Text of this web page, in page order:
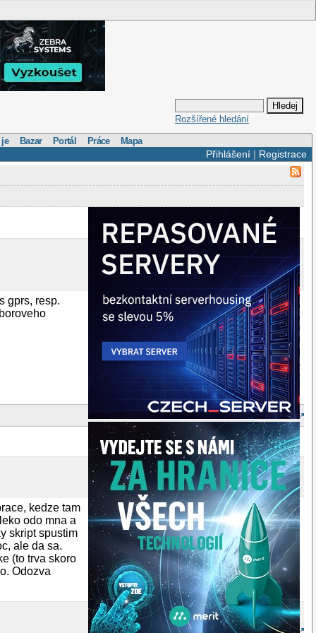
Rozšířené hledání
je Bazar Portál Práce Mapa
Přihlášení| Registrace
gprs, resp.
kedze tam
odo mna a
skript spustim
ale da sa.
(to trva skoro
Odozva